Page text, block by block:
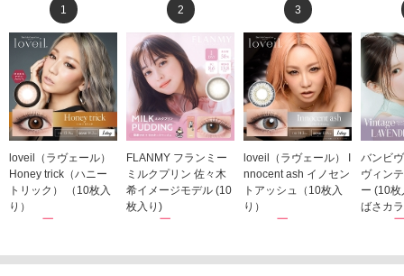
1
loveil（ラヴェール）
Honey trick（ハニー
トリック） （10枚入
り）
1,760円
2
FLANMY フランミー
ミルクプリン 佐々木
希イメージモデル (10
枚入り)
1,815円
3
loveil（ラヴェール） I
nnocent ash イノセン
トアッシュ（10枚入
り）
1,760円
バンビ
ヴィン
ー (10
ばさカ
1,848